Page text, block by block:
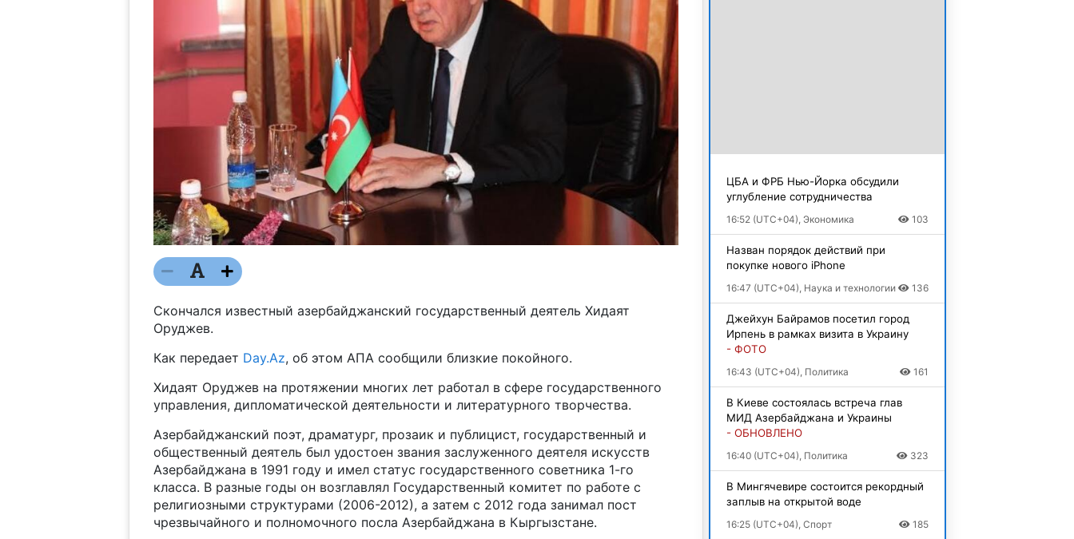
Скончался известный азербайджанский государственный деятель Хидаят
Оруджев.
Как передает Day.Az, об этом АПА сообщили близкие покойного.
Хидаят Оруджев на протяжении многих лет работал в сфере государственного
управления, дипломатической деятельности и литературного творчества.
Азербайджанский поэт, драматург, прозаик и публицист, государственный и
общественный деятель был удостоен звания заслуженного деятеля искусств
Азербайджана в 1991 году и имел статус государственного советника 1-го
класса. В разные годы он возглавлял Государственный комитет по работе с
религиозными структурами (2006-2012), а затем с 2012 года занимал пост
чрезвычайного и полномочного посла Азербайджана в Кыргызстане.
ЦБА и ФРБ Нью-Йорка обсудили
углубление сотрудничества
16:52 (UTC+04), Экономика 103
Назван порядок действий при
покупке нового iPhone
16:47 (UTC+04), Наука и технологии 136
Джейхун Байрамов посетил город
Ирпень в рамках визита в Украину
- ФОТО
16:43 (UTC+04), Политика 161
В Киеве состоялась встреча глав
МИД Азербайджана и Украины
- ОБНОВЛЕНО
16:40 (UTC+04), Политика 323
В Мингячевире состоится рекордный
заплыв на открытой воде
16:25 (UTC+04), Спорт 185